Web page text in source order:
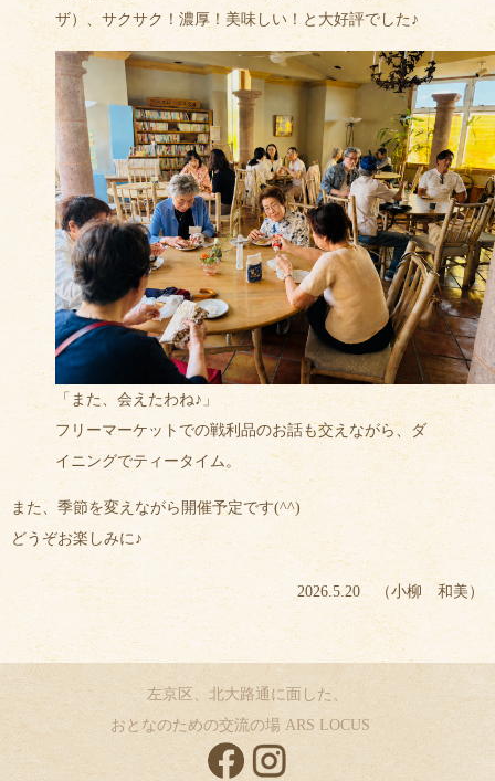
ザ）、サクサク！濃厚！美味しい！と大好評でした♪
「また、会えたわね♪」
フリーマーケットでの戦利品のお話も交えながら、ダ
イニングでティータイム。
また、季節を変えながら開催予定です(^^)
どうぞお楽しみに♪
2026.5.20 （小柳 和美）
左京区、北大路通に面した、
おとなのための交流の場 ARS LOCUS